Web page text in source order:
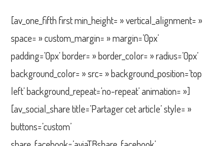
[av_one_fifth first min_height= » vertical_alignment= »
space= » custom_margin= » margin=’0px’
padding=’0px’ border= » border_color= » radius=’0px’
background_color= » src= » background_position=’top
left’ background_repeat=’no-repeat’ animation= »]
[av_social_share title=’Partager cet article’ style= »
buttons=’custom’